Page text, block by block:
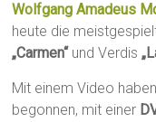
Wolfgang Amadeus
heute die
„Carmen“und Verdis
Mit einem Video
begonnen, mit einer